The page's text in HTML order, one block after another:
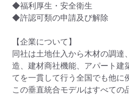
◆福利厚生・安全衛生
◆許認可類の申請及び解除
【企業について】
同社は土地仕入から木材の調達
造、建材商社機能、アパート建
てを一貫して行う全国でも他に
この垂直統合モデルはすべての